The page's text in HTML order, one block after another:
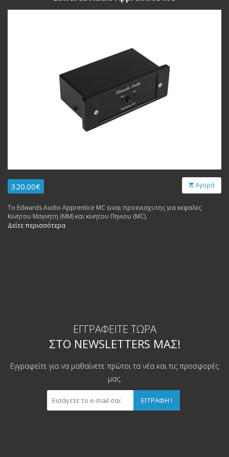
320.00€ Αγορά
Το Edwards Audio Apprentice MC ειναι προενισχυτης για κεφαλες
Κινητου Μαγνητη (MM) και κινητου Πηνιου (MC).
Δείτε περισσότερα
ΕΓΓΡΑΦΕΊΤΕ ΤΏΡΑ
ΣΤΟ NEWSLETTERS ΜΑΣ!
Εγγραφείτε για να μαθαίνετε πρώτοι τα νέα και τις προσφορές
μας.
ΕΓΓΡΑΦΉ !